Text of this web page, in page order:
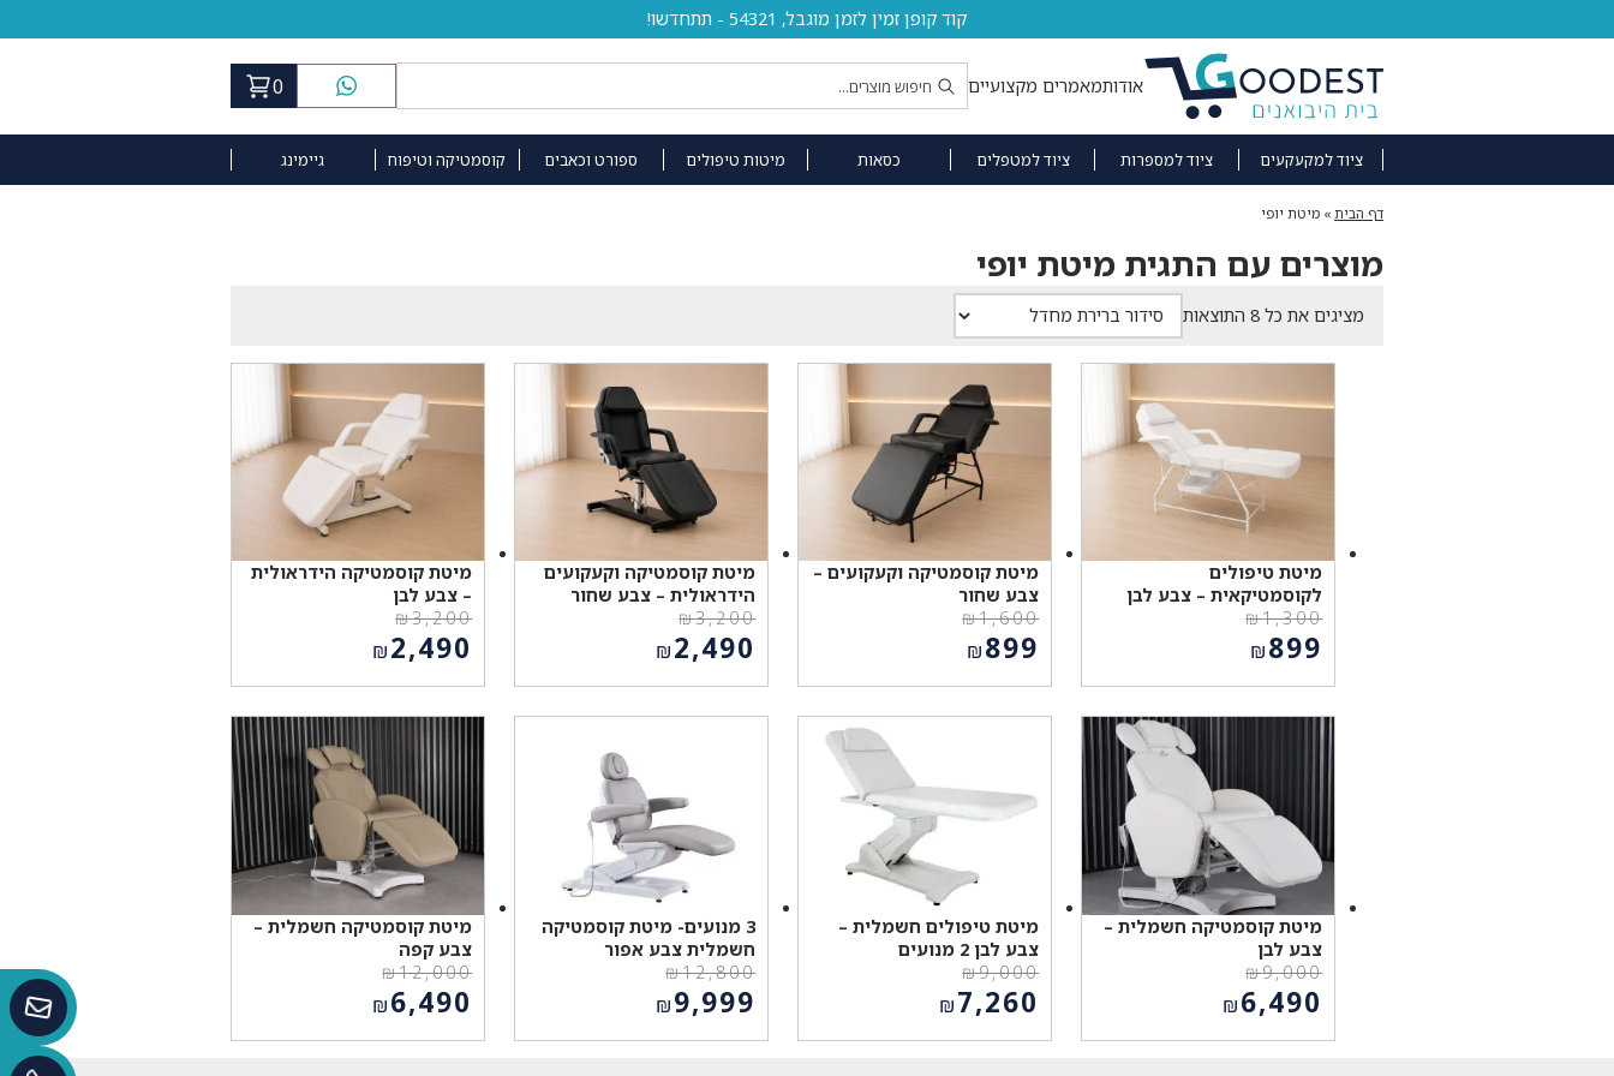
קוד קופן זמין לזמן מוגבל, 54321 - תתחדשו!
אודותמאמרים מקצועיים 0
ציוד למקעקעים ציוד למספרות ציוד למטפלים כסאות מיטות טיפולים ספורט וכאבים קוסמטיקה וטיפוח גיימינג
דף הבית » מיטת יופי
מוצרים עם התגית מיטת יופי
מציגים את כל ⁦8⁩ התוצאות
מיטת טיפולים
לקוסמטיקאית – צבע לבן
₪1,300
המחיר
המקורי
היה:
₪899
הוא:
מיטת קוסמטיקה וקעקועים –
צבע שחור
₪1,600
המחיר
המקורי
היה:
₪899
הוא:
מיטת קוסמטיקה וקעקועים
הידראולית – צבע שחור
₪3,200
המחיר
המקורי
היה:
₪2,490
הוא:
מיטת קוסמטיקה הידראולית
– צבע לבן
₪3,200
המחיר
המקורי
היה:
₪2,490
הוא:
₪2,490.
מיטת קוסמטיקה חשמלית –
צבע לבן
₪9,000
המחיר
המקורי
היה:
₪6,490
מיטת טיפולים חשמלית –
צבע לבן 2 מנועים
₪9,000
המחיר
המקורי
היה:
₪7,260
3 מנועים- מיטת קוסמטיקה
חשמלית צבע אפור
₪12,800
המחיר
המקורי
היה:
₪9,999
מיטת קוסמטיקה חשמלית –
צבע קפה
₪12,000
המחיר
המקורי
היה:
₪6,490